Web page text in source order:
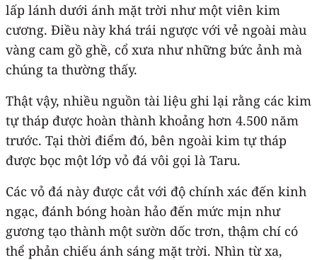
lấp lánh dưới ánh mặt trời như một viên kim
cương. Điều này khá trái ngược với vẻ ngoài màu
vàng cam gồ ghề, cổ xưa như những bức ảnh mà
chúng ta thường thấy.
Thật vậy, nhiều nguồn tài liệu ghi lại rằng các kim
tự tháp được hoàn thành khoảng hơn 4.500 năm
trước. Tại thời điểm đó, bên ngoài kim tự tháp
được bọc một lớp vỏ đá vôi gọi là Taru.
Các vỏ đá này được cắt với độ chính xác đến kinh
ngạc, đánh bóng hoàn hảo đến mức mịn như
gương tạo thành một sườn dốc trơn, thậm chí có
thể phản chiếu ánh sáng mặt trời. Nhìn từ xa,